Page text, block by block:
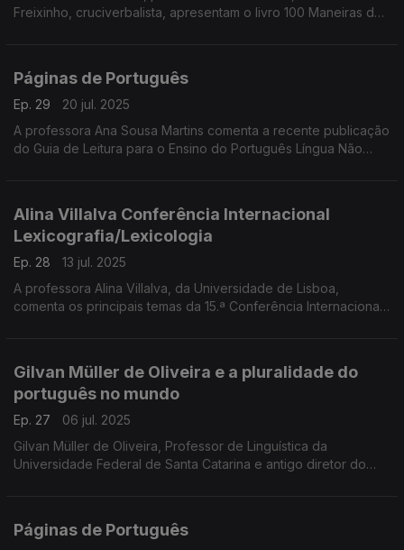
Freixinho, cruciverbalista, apresentam o livro 100 Maneiras de
Páginas de Português
Ep. 29
20 jul. 2025
A professora Ana Sousa Martins comenta a recente publicação
do Guia de Leitura para o Ensino do Português Língua Não
Alina Villalva Conferência Internacional
Lexicografia/Lexicologia
Ep. 28
13 jul. 2025
A professora Alina Villalva, da Universidade de Lisboa,
comenta os principais temas da 15.ª Conferência Internacional
Gilvan Müller de Oliveira e a pluralidade do
português no mundo
Ep. 27
06 jul. 2025
Gilvan Müller de Oliveira, Professor de Linguística da
Universidade Federal de Santa Catarina e antigo diretor do
Páginas de Português